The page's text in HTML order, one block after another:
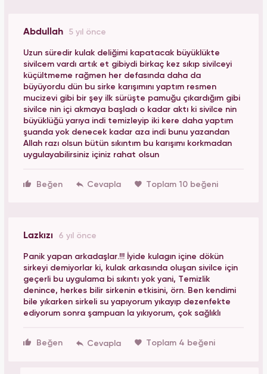
Abdullah 5 yıl önce
Uzun süredir kulak deliğimi kapatacak büyüklükte
sivilcem vardı artık et gibiydi birkaç kez sıkıp sivilceyi
küçültmeme rağmen her defasında daha da
büyüyordu dün bu sirke karışımını yaptım resmen
mucizevi gibi bir şey ilk sürüşte pamuğu çıkardığım gibi
sivilce nin içi akmaya başladı o kadar aktı ki sivilce nin
büyüklüğü yarıya indi temizleyip iki kere daha yaptım
şuanda yok denecek kadar aza indi bunu yazandan
Allah razı olsun bütün sıkıntım bu karışımı korkmadan
uygulayabilirsiniz içiniz rahat olsun
Beğen Toplam 10 beğeni
Lazkızı 6 yıl önce
Panik yapan arkadaşlar.!!! İyide kulagın içine dökün
sirkeyi demiyorlar ki, kulak arkasında oluşan sivilce için
geçerli bu uygulama bi sıkıntı yok yani, Temizlik
denince, herkes bilir sirkenin etkisini, örn. Ben kendimi
bile yıkarken sirkeli su yapıyorum yıkayıp dezenfekte
ediyorum sonra şampuan la yıkıyorum, çok sağlıklı
Beğen Toplam 4 beğeni